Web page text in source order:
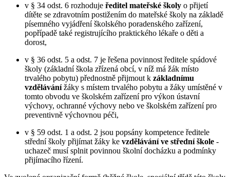
v § 34 odst. 6 rozhoduje ředitel mateřské školy o přijetí
dítěte se zdravotním postižením do mateřské školy na základě
písemného vyjádření školského poradenského zařízení,
popřípadě také registrujícího praktického lékaře o děti a
dorost,
v § 36 odst. 5 a odst. 7 je řešena povinnost ředitele spádové
školy (základní škola zřízená obcí, v níž má žák místo
trvalého pobytu) přednostně přijmout k základnímu
vzdělávánížáky s místem trvalého pobytu a žáky umístěné v
tomto obvodu ve školském zařízení pro výkon ústavní
výchovy, ochranné výchovy nebo ve školském zařízení pro
preventivně výchovnou péči,
v § 59 odst. 1 a odst. 2 jsou popsány kompetence ředitele
střední školy přijímat žáky ke vzdělávání ve střední škole -
uchazeč musí splnit povinnou školní docházku a podmínky
přijímacího řízení.